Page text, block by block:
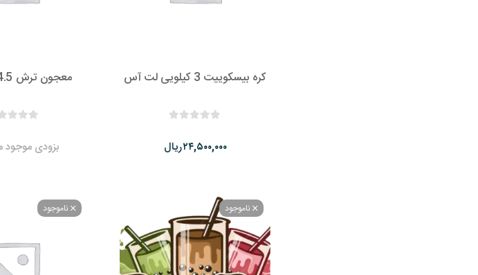
کره بیسکوییت 3 کیلویی لت آس
ریال۲۴,۵۰۰,۰۰۰
معجون ترش 4.5 کیلوگرمی
بزودی
ناموجود ناموجود